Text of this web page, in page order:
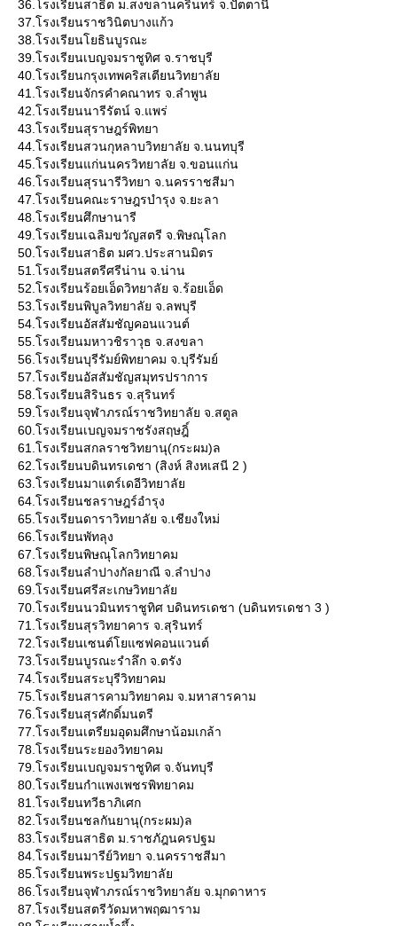
36.โรงเรียนสาธิต ม.สงขลานครินทร์ จ.ปัตตานี
37.โรงเรียนราชวินิตบางแก้ว
38.โรงเรียนโยธินบูรณะ
39.โรงเรียนเบญจมราชูทิศ จ.ราชบุรี
40.โรงเรียนกรุงเทพคริสเตียนวิทยาลั
41.โรงเรียนจักรคำคณาทร จ.ลำพูน
42.โรงเรียนนารีรัตน์ จ.แพร่
43.โรงเรียนสุราษฎร์พิทยา
44.โรงเรียนสวนกุหลาบวิทยาลัย จ.นนทบุรี
45.โรงเรียนแก่นนครวิทยาลัย จ.ขอนแก่น
46.โรงเรียนสุรนารีวิทยา จ.นครราชสีมา
47.โรงเรียนคณะราษฎรบำรุง จ.ยะลา
48.โรงเรียนศึกษานารี
49.โรงเรียนเฉลิมขวัญสตรี จ.พิษณุโลก
50.โรงเรียนสาธิต มศว.ประสานมิตร
51.โรงเรียนสตรีศรีน่าน จ.น่าน
52.โรงเรียนร้อยเอ็ดวิทยาลัย จ.ร้อยเอ็ด
53.โรงเรียนพิบูลวิทยาลัย จ.ลพบุรี
54.โรงเรียนอัสสัมชัญคอนแวนต์
55.โรงเรียนมหาวชิราวุธ จ.สงขลา
56.โรงเรียนบุรีรัมย์พิทยาคม จ.บุรีรัมย์
57.โรงเรียนอัสสัมชัญสมุทรปราการ
58.โรงเรียนสิรินธร จ.สุรินทร์
59.โรงเรียนจุฬาภรณ์ราชวิทยาลัย จ.สตูล
60.โรงเรียนเบญจมราชรังสฤษฎิ์
61.โรงเรียนสกลราชวิทยานุ(กระผม)ล
62.โรงเรียนบดินทรเดชา (สิงห์ สิงหเสนี 2 )
63.โรงเรียนมาแตร์เดอีวิทยาลั
64.โรงเรียนชลราษฎร์อำรุง
65.โรงเรียนดาราวิทยาลัย จ.เชียงใหม่
66.โรงเรียนพัทลุง
67.โรงเรียนพิษณุโลกวิทยาคม
68.โรงเรียนลำปางกัลยาณี จ.ลำปาง
69.โรงเรียนศรีสะเกษวิทยาลั
70.โรงเรียนนวมินทราชูทิศ บดินทรเดชา (บดินทรเดชา 3 )
71.โรงเรียนสุรวิทยาคาร จ.สุรินทร์
72.โรงเรียนเซนต์โยแซฟคอนแวนต์
73.โรงเรียนบูรณะรำลึก จ.ตรัง
74.โรงเรียนสระบุรีวิทยาคม
75.โรงเรียนสารคามวิทยาคม จ.มหาสารคาม
76.โรงเรียนสุรศักดิ์มนตรี
77.โรงเรียนเตรียมอุดมศึกษาน้อมเกล้า
78.โรงเรียนระยองวิทยาคม
79.โรงเรียนเบญจมราชูทิศ จ.จันทบุรี
80.โรงเรียนกำแพงเพชรพิทยาคม
81.โรงเรียนทวีธาภิเศก
82.โรงเรียนชลกันยานุ(กระผม)ล
83.โรงเรียนสาธิต ม.ราชภัฎนครปฐม
84.โรงเรียนมารีย์วิทยา จ.นครราชสีมา
85.โรงเรียนพระปฐมวิทยาลั
86.โรงเรียนจุฬาภรณ์ราชวิทยาลัย จ.มุกดาหาร
87.โรงเรียนสตรีวัดมหาพฤฒาราม